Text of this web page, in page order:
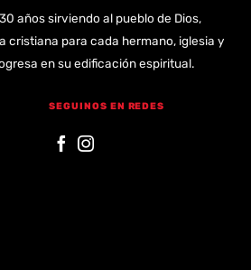
años sirviendo al pueblo de Dios,
cristiana para cada hermano, iglesia y
en su edificación espiritual.
SEGUINOS EN REDES